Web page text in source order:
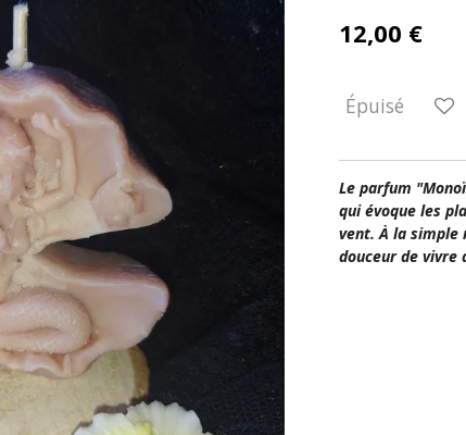
12,00 €
Épuisé
Le parfum
qui évoque les
vent. À la simple
douceur de vivre